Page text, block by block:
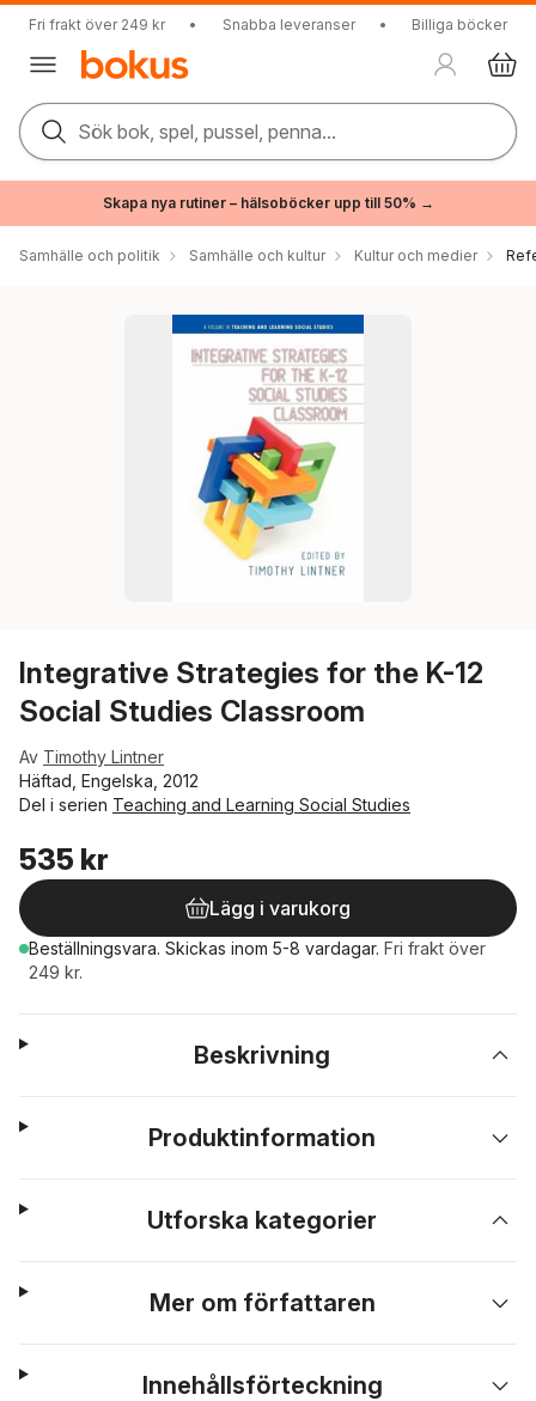
Fri frakt över 249 kr • Snabba leveranser • Billiga böcker
Sök bok, spel, pussel, penna...
Skapa nya rutiner – hälsoböcker upp till 50% →
Samhälle och politik Samhälle och kultur Kultur och medier
Integrative Strategies for the K-12
Social Studies Classroom
Av Timothy Lintner
Häftad, Engelska, 2012
Del i serien Teaching and Learning Social Studies
535 kr
Lägg i varukorg
Beställningsvara. Skickas inom 5-8 vardagar. Fri frakt över
249 kr.
Beskrivning
Produktinformation
Utforska kategorier
Mer om författaren
Innehållsförteckning